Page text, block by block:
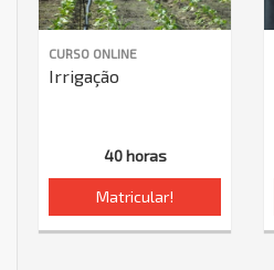
CURSO ONLINE
Irrigação
40 horas
Matricular!